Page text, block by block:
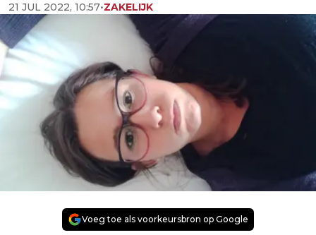
21 JUL 2022, 10:57•ZAKELIJK
Voeg toe als voorkeursbron op Google